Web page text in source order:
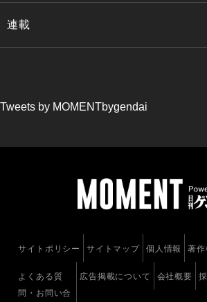
連載
Tweets by MOMENTbygendai
サイトポリシー サイトマップ 個人情報 著作
よくある質
問・お問い合
広告掲載について 会社概要